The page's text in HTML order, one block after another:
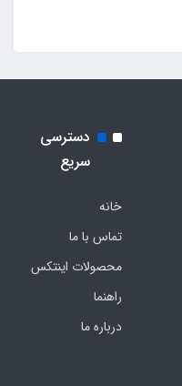
دسترسی
سریع
خانه
تماس با ما
محصولات اینتکس
راهنما
درباره ما